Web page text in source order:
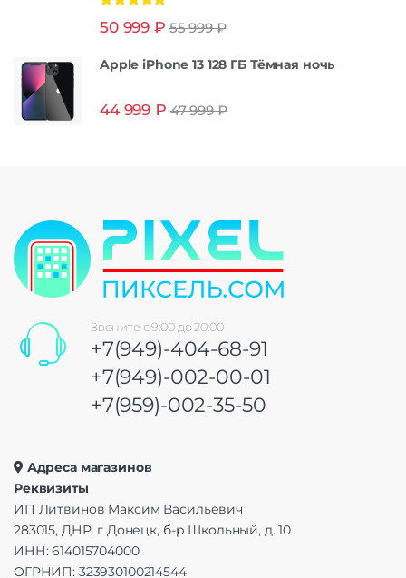
из 5
50 999 ₽ 55 999₽
Apple iPhone 13 128 ГБ Тёмная ночь
44 999 ₽ 47 999₽
Звоните с 9:00 до 20:00
+7(949)-404-68-91
+7(949)-002-00-01
+7(959)-002-35-50
Адреса магазинов
Реквизиты
ИП Литвинов Максим Васильевич
283015, ДНР, г Донецк, б-р Школьный, д. 10
ИНН: 614015704000
ОГРНИП: 323930100214544